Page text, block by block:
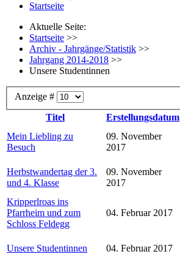
Startseite
Aktuelle Seite:
Startseite >>
Archiv - Jahrgänge/Statistik >>
Jahrgang 2014-2018 >>
Unsere Studentinnen
Anzeige #
Titel
Erstellungsdatum
Mein Liebling zu
Besuch
09. November
2017
Herbstwandertag der 3.
und 4. Klasse
09. November
2017
Kripperlroas ins
Pfarrheim und zum
Schloss Feldegg
04. Februar 2017
Unsere Studentinnen 04. Februar 2017